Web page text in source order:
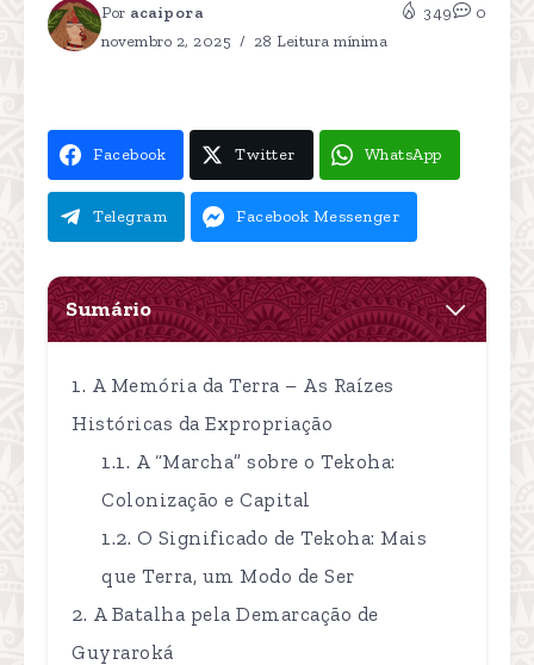
Por acaipora
novembro 2, 2025
28 Leitura mínima
349 0
Facebook Twitter WhatsApp
Telegram Facebook Messenger
Sumário
A Memória da Terra – As Raízes
Históricas da Expropriação
A “Marcha” sobre o Tekoha:
Colonização e Capital
O Significado de Tekoha: Mais
que Terra, um Modo de Ser
A Batalha pela Demarcação de
Guyraroká